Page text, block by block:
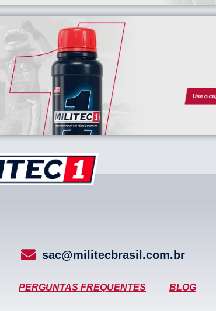
sac@militecbrasil.com.br
PERGUNTAS FREQUENTES BLOG